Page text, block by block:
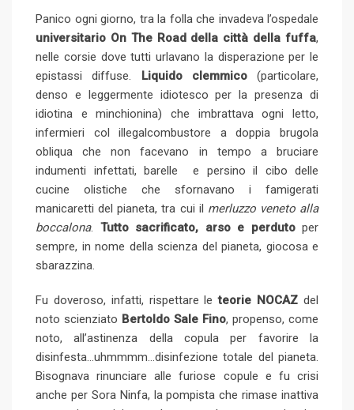
Panico ogni giorno, tra la folla che invadeva l’ospedale
universitario On The Road della città della fuffa,
nelle corsie dove tutti urlavano la disperazione per le
epistassi diffuse. Liquido clemmico(particolare,
denso e leggermente idiotesco per la presenza di
idiotina e minchionina) che imbrattava ogni letto,
infermieri col illegalcombustore a doppia brugola
obliqua che non facevano in tempo a bruciare
indumenti infettati, barelle e persino il cibo delle
cucine olistiche che sfornavano i famigerati
manicaretti del pianeta, tra cui il merluzzo veneto alla
boccalona. Tutto sacrificato, arso e perdutoper
sempre, in nome della scienza del pianeta, giocosa e
sbarazzina.
Fu doveroso, infatti, rispettare leteorie NOCAZ del
noto scienziato Bertoldo Sale Fino, propenso, come
noto, all’astinenza della copula per favorire la
disinfesta…uhmmmm…disinfezione totale del pianeta.
Bisognava rinunciare alle furiose copule e fu crisi
anche per Sora Ninfa, la pompista che rimase inattiva